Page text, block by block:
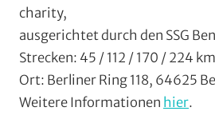
charity,
ausgerichtet durch den SSG
Strecken: 45 / 112 / 170 / 224 km
Ort: Berliner Ring 118, 64625
Weitere Informationen hier.